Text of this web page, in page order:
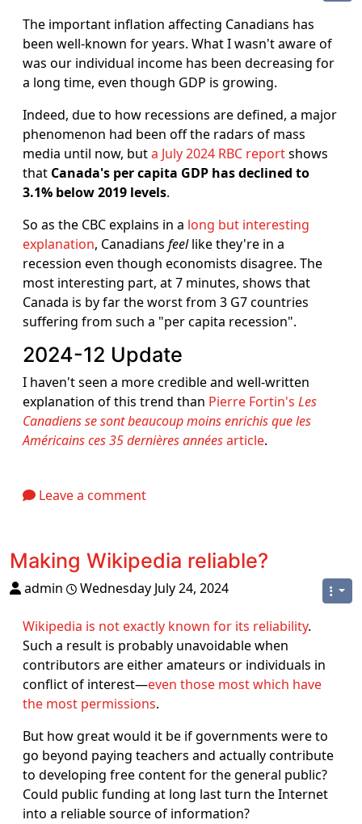
The important inflation affecting Canadians has
been well-known for years. What I wasn't aware of
was our individual income has been decreasing for
a long time, even though GDP is growing.
Indeed, due to how recessions are defined, a major
phenomenon had been off the radars of mass
media until now, buta July 2024 RBC reportshows
that Canada's per capita GDP has declined to
3.1% below 2019 levels.
So as the CBC explains in a long but interesting
explanation, Canadians feellike they're in a
recession even though economists disagree. The
most interesting part, at 7 minutes, shows that
Canada is by far the worst from 3 G7 countries
suffering from such a "per capita recession".
2024-12 Update
I haven't seen a more credible and well-written
explanation of this trend than Pierre Fortin's Les
Canadiens se sont beaucoup moins enrichis que les
Américains ces 35 dernières annéesarticle.
Leave a comment
Making Wikipedia reliable?
admin Wednesday July 24, 2024
Wikipedia is not exactly known for its reliability.
Such a result is probably unavoidable when
contributors are either amateurs or individuals in
conflict of interest―even those most which have
the most permissions.
But how great would it be if governments were to
go beyond paying teachers and actually contribute
to developing free content for the general public?
Could public funding at long last turn the Internet
into a reliable source of information?